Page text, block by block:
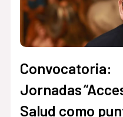
Convocatoria:
Jornadas
Salud como